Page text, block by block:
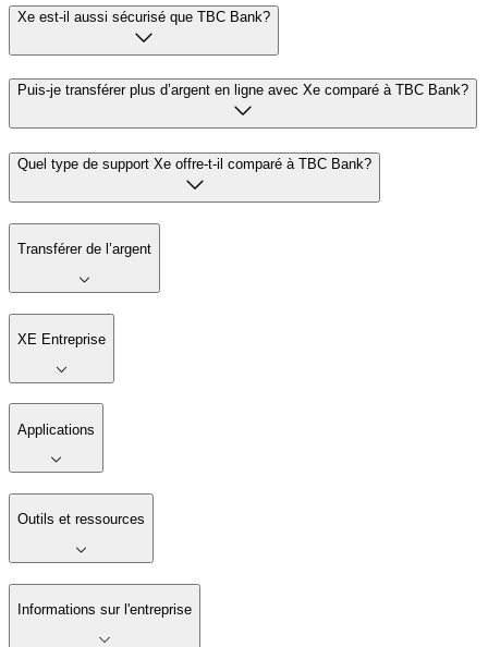
Xe est-il aussi sécurisé que TBC Bank?
Puis-je transférer plus d’argent en ligne avec Xe comparé à TBC Bank?
Quel type de support Xe offre-t-il comparé à TBC Bank?
Transférer de l’argent
XE Entreprise
Applications
Outils et ressources
Informations sur l'entreprise